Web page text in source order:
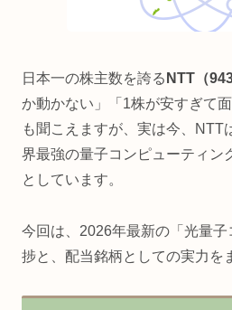
日本一の株主数を誇る NTT（
か動かない」「1株が安すぎて
も聞こえますが、実は今、NTT
界最強の量子コンピューティン
としています。
今回は、2026年最新の「光量
捗と、配当銘柄としての実力を